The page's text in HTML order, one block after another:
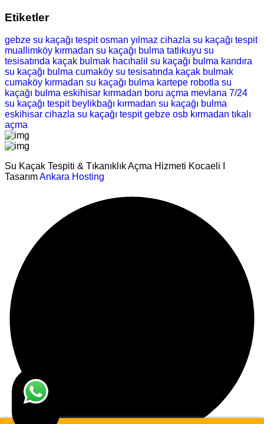
Etiketler
gebze su kaçağı tespit osman yılmaz cihazla su kaçağı tespit
muallimköy kırmadan su kaçağı bulma tatlıkuyu su
tesisatında kaçak bulmak hacıhalil su kaçağı bulma kandıra
su kaçağı bulma cumaköy su tesisatında kaçak bulmak
cumaköy kırmadan su kaçağı bulma kartepe robotla su
kaçağı bulma eskihisar kırmadan boru açma mevlana 7/24
su kaçağı tespit beylikbağı kırmadan su kaçağı bulma
eskihisar cihazla su kaçağı tespit gebze osb kırmadan tıkalı
açma
Su Kaçak Tespiti & Tıkanıklık Açma Hizmeti Kocaeli I
TasarımAnkara Hosting